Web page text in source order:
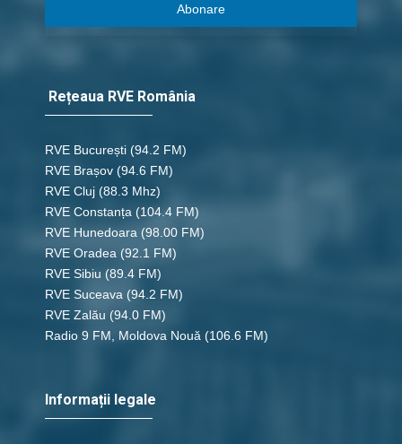
Abonare
Rețeaua RVE România
RVE București (94.2 FM)
RVE Brașov (94.6 FM)
RVE Cluj (88.3 Mhz)
RVE Constanța (104.4 FM)
RVE Hunedoara (98.00 FM)
RVE Oradea (92.1 FM)
RVE Sibiu (89.4 FM)
RVE Suceava (94.2 FM)
RVE Zalău (94.0 FM)
Radio 9 FM, Moldova Nouă (106.6 FM)
Informații legale